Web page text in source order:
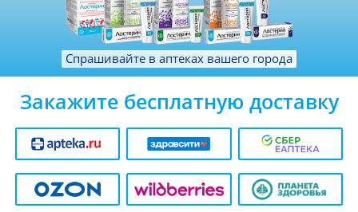
Спрашивайте в аптеках вашего города
Закажите бесплатную доставку